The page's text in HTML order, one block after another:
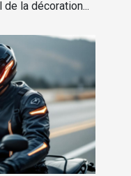
la décoration...